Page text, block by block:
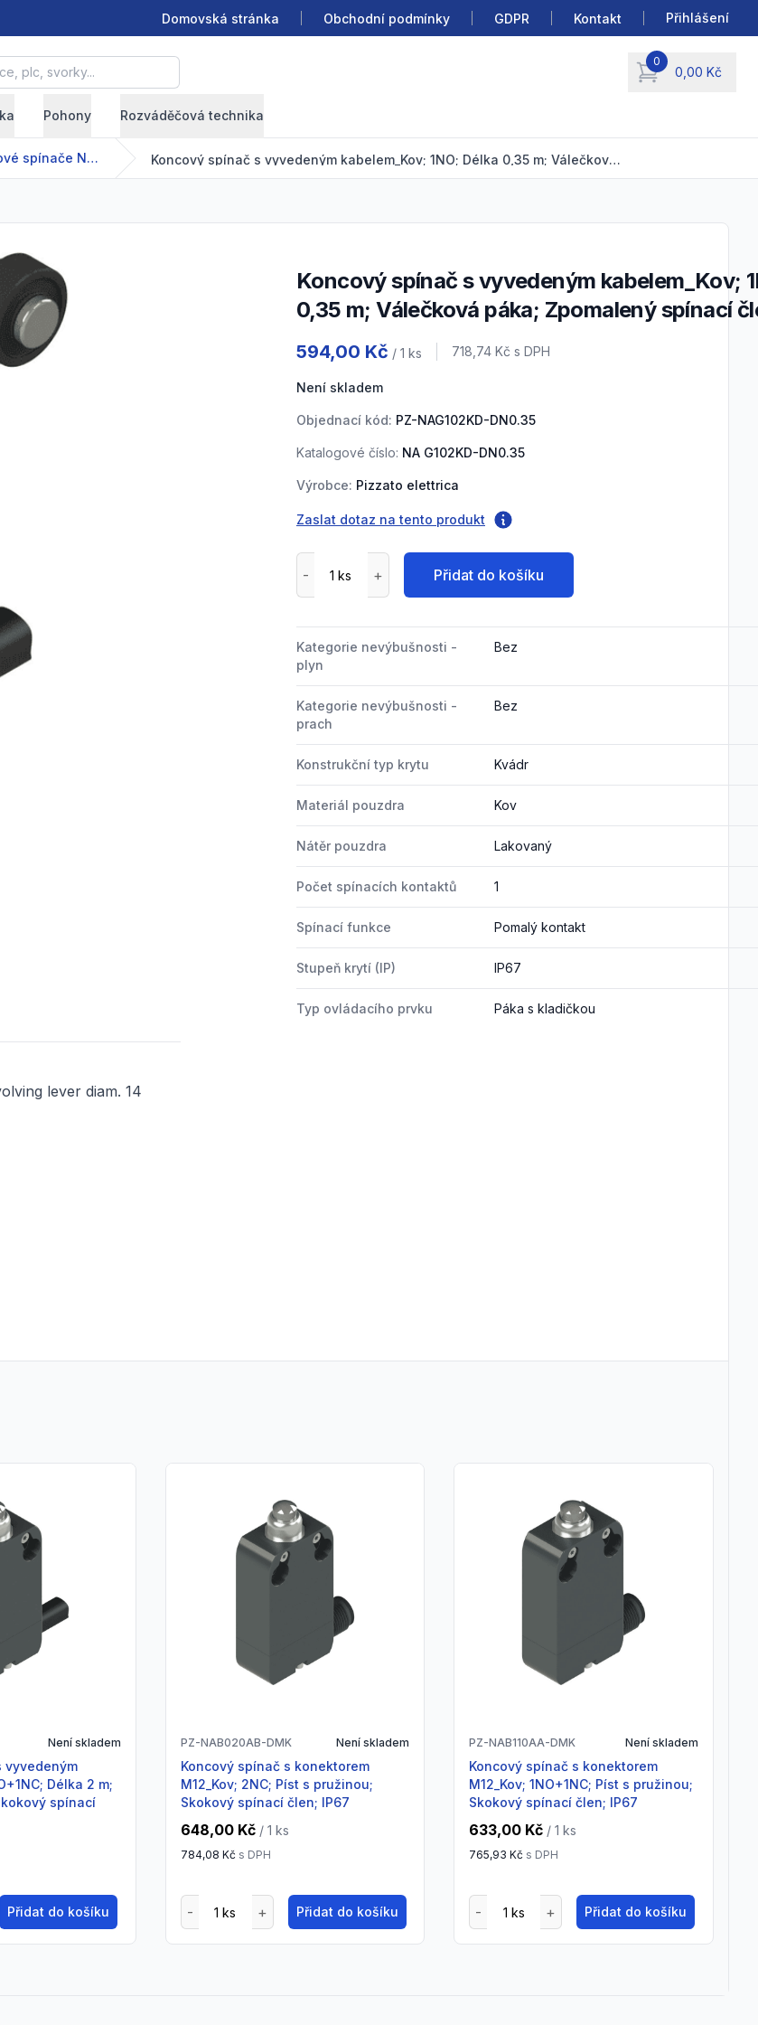
Domovská stránka Obchodní podmínky GDPR Kontakt Přihlášení
plc, svorky... 0
0,00 Kč
items in cart, view
Pohony Rozváděčová technika
Koncové spínače NA-NB Koncový spínač s vyvedeným kabelem_Kov; 1NO; Délka 0,35 m; Válečková páka; Zpomalený spínací člen; IP67
Koncový spínač s vyvedeným kabelem_Kov; 1NO; Délka
0,35 m; Válečková páka; Zpomalený spínací
594,00 Kč / 1 ks Cena s DPH
718,74 Kč s DPH
Není skladem
Objednací kód: PZ-NAG102KD-DN0.35
Katalogové číslo: NA G102KD-DN0.35
Výrobce: Pizzato elettrica
Zaslat dotaz na tento produkt
Přidat do košíku
Kategorie nevýbušnosti -
plyn
Bez
Kategorie nevýbušnosti -
prach
Bez
Konstrukční typ krytu Kvádr
Materiál pouzdra Kov
Nátěr pouzdra Lakovaný
Počet spínacích kontaktů 1
Spínací funkce Pomalý kontakt
Stupeň krytí (IP) IP67
Typ ovládacího prvku Páka s kladičkou
lever diam. 14
Není skladem
Délka 2 m;
spínací
Přidat do košíku
PZ-NAB020AB-DMK Není skladem
Koncový spínač s konektorem
M12_Kov; 2NC; Píst s pružinou;
Skokový spínací člen; IP67
648,00 Kč / 1 ks
784,08 Kč s DPH
Přidat do košíku
PZ-NAB110AA-DMK Není skladem
Koncový spínač s konektorem
M12_Kov; 1NO+1NC; Píst s pružinou;
Skokový spínací člen; IP67
633,00 Kč / 1 ks
765,93 Kč s DPH
Přidat do košíku